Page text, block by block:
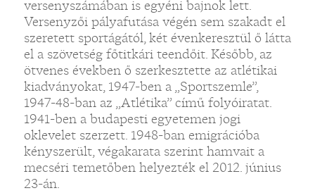
versenyszámában is egyéni bajnok lett.
Versenyzői pályafutása végén sem szakadt el
szeretett sportágától, két évenkeresztül ő látta
el a szövetség főtitkári teendőit. Később, az
ötvenes években ő szerkesztette az atlétikai
kiadványokat, 1947-ben a „Sportszemle”,
1947-48-ban az „Atlétika” című folyóiratat.
1941-ben a budapesti egyetemen jogi
oklevelet szerzett. 1948-ban emigrációba
kényszerült, végakarata szerint hamvait a
mecséri temetőben helyezték el 2012. június
23-án.